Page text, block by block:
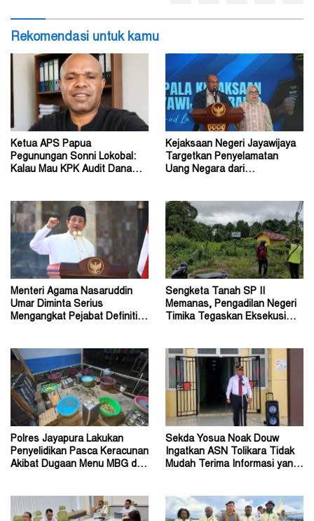
Rekomendasi untuk kamu
Ketua APS Papua
Pegunungan Sonni Lokobal:
Kalau Mau KPK Audit Dana
Kejaksaan Negeri Jayawijaya
Targetkan Penyelamatan
Uang Negara dari
Menteri Agama Nasaruddin
Umar Diminta Serius
Mengangkat Pejabat Definitif
Sengketa Tanah SP II
Memanas, Pengadilan Negeri
Timika Tegaskan Eksekusi
Polres Jayapura Lakukan
Penyelidikan Pasca Keracunan
Akibat Dugaan Menu MBG di
Sekda Yosua Noak Douw
Ingatkan ASN Tolikara Tidak
Mudah Terima Informasi yang